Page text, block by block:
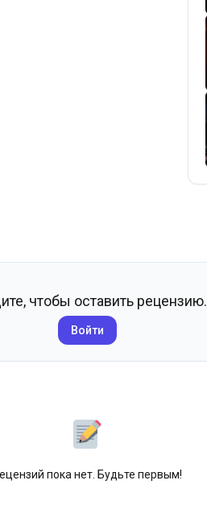
чтобы оставить рецензию.
Войти
пока нет. Будьте первым!